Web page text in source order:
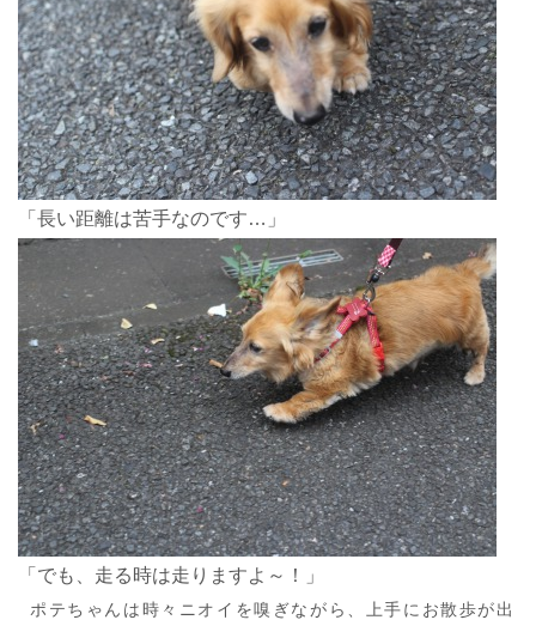
「長い距離は苦手なのです…」
「でも、走る時は走りますよ～！」
ポテちゃんは時々ニオイを嗅ぎながら、上手にお散歩が出